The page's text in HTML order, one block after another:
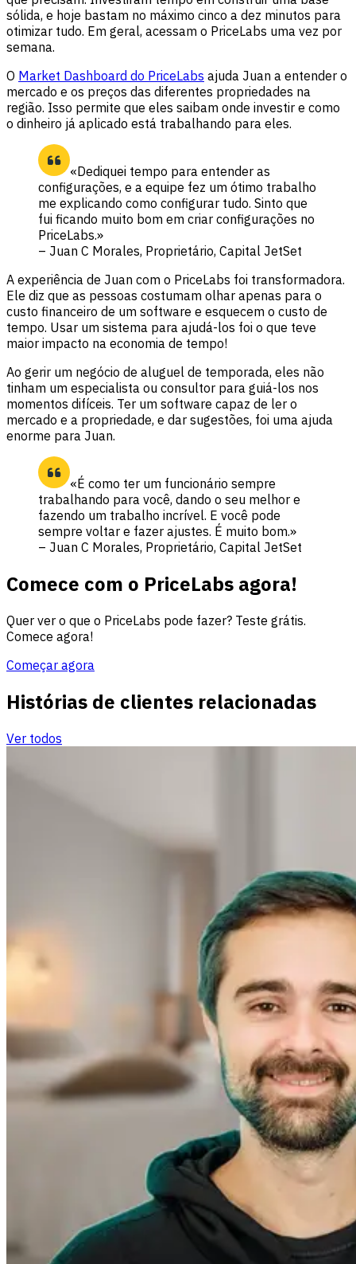
sólida, e hoje bastam no máximo cinco a dez minutos para
otimizar tudo. Em geral, acessam o PriceLabs uma vez por
semana.
O Market Dashboard do PriceLabs ajuda Juan a entender o
mercado e os preços das diferentes propriedades na
região. Isso permite que eles saibam onde investir e como
o dinheiro já aplicado está trabalhando para eles.
«Dediquei tempo para entender as
configurações, e a equipe fez um ótimo trabalho
me explicando como configurar tudo. Sinto que
fui ficando muito bom em criar configurações no
PriceLabs.»
– Juan C Morales, Proprietário, Capital JetSet
A experiência de Juan com o PriceLabs foi transformadora.
Ele diz que as pessoas costumam olhar apenas para o
custo financeiro de um software e esquecem o custo de
tempo. Usar um sistema para ajudá-los foi o que teve
maior impacto na economia de tempo!
Ao gerir um negócio de aluguel de temporada, eles não
tinham um especialista ou consultor para guiá-los nos
momentos difíceis. Ter um software capaz de ler o
mercado e a propriedade, e dar sugestões, foi uma ajuda
enorme para Juan.
«É como ter um funcionário sempre
trabalhando para você, dando o seu melhor e
fazendo um trabalho incrível. E você pode
sempre voltar e fazer ajustes. É muito bom.»
– Juan C Morales, Proprietário, Capital JetSet
Comece com o PriceLabs agora!
Quer ver o que o PriceLabs pode fazer? Teste grátis.
Comece agora!
Começar agora
Histórias de clientes relacionadas
Ver todos